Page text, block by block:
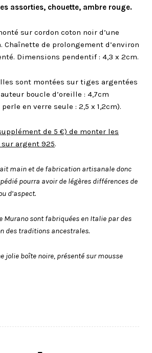
assorties, chouette, ambre rouge.
sur cordon coton noir d’une
Chaînette de prolongement d’environ
Dimensions pendentif : 4,3 x 2cm.
sont montées sur tiges argentées
boucle d’oreille : 4,7cm
en verre seule : 2,5 x 1,2cm).
de 5 €) de monter les
argent 925.
main et de fabrication artisanale donc
pourra avoir de légères différences de
d’aspect.
Murano sont fabriquées en Italie par des
des traditions ancestrales.
jolie boîte noire, présenté sur mousse